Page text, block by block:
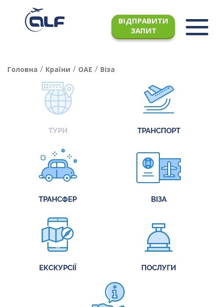
ВІДПРАВИТИ
ЗАПИТ
Головна / Країни / ОАЕ / Віза
ТУРИ ТРАНСПОРТ
ТРАНСФЕР ВІЗА
ЕКСКУРСІЇ ПОСЛУГИ